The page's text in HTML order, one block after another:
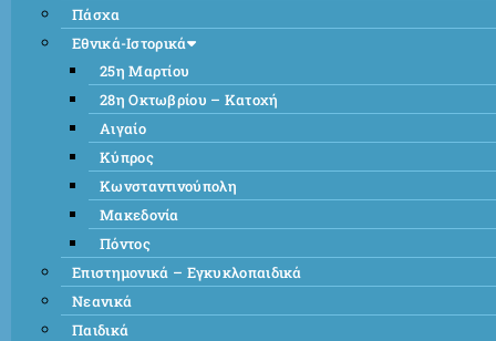
Πάσχα
Εθνικά-Ιστορικά
25η Μαρτίου
28η Οκτωβρίου – Κατοχή
Αιγαίο
Κύπρος
Κωνσταντινούπολη
Μακεδονία
Πόντος
Επιστημονικά – Εγκυκλοπαιδικά
Νεανικά
Παιδικά